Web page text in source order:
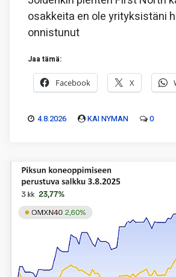
osakkeita en ole yrityksistäni
onnistunut
Jaa tämä:
Facebook X
4.8.2026 KAI NYMAN 0